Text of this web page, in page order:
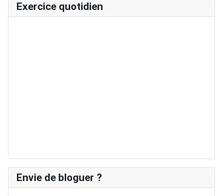
Exercice quotidien
Envie de bloguer ?